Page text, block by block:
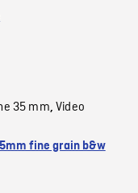
35 mm,Video
fine grain b&w